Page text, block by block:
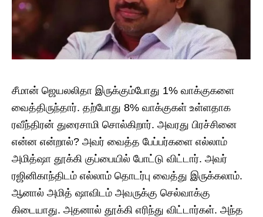
சீமான் ஜெயலலிதா இருக்கும்போது 1% வாக்குகளை
வைத்திருந்தார். தற்போது 8% வாக்குகள் உள்ளதாக
ரவீந்திரன் துரைசாமி சொல்கிறார். அவரது பிரச்சினை
என்ன என்றால்? அவர் வைத்த பேப்பர்களை எல்லாம்
அமித்ஷா தூக்கி குப்பையில் போட்டு விட்டார். அவர்
ரஜினிகாந்திடம் எல்லாம் தொடர்பு வைத்து இருக்கலாம்.
ஆனால் அமித் ஷாவிடம் அவருக்கு செல்வாக்கு
கிடையாது. அதனால் தூக்கி எரிந்து விட்டார்கள். அந்த